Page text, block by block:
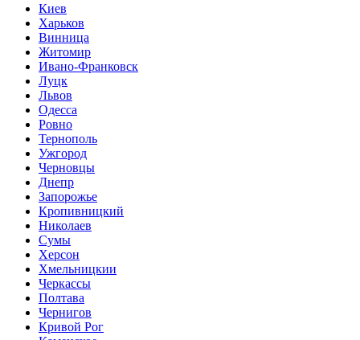
Киев
Харьков
Винница
Житомир
Ивано-Франковск
Луцк
Львов
Одесса
Ровно
Тернополь
Ужгород
Черновцы
Днепр
Запорожье
Кропивницкий
Николаев
Сумы
Херсон
Хмельницкии
Черкассы
Полтава
Чернигов
Кривой Рог